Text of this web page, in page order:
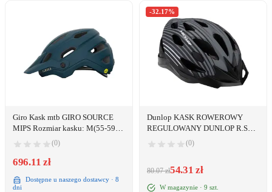
Giro Kask mtb GIRO SOURCE
MIPS Rozmiar kasku: M(55-59
cm), Wybierz kolor: Matte Harbor
Blue
(0)
696.11 zł
Dostępne u naszego dostawcy · 8
dni
-32.17%
Dunlop KASK ROWEROWY
REGULOWANY DUNLOP R.S
(0)
80.07 zł54.31 zł
W magazynie · 9 szt.